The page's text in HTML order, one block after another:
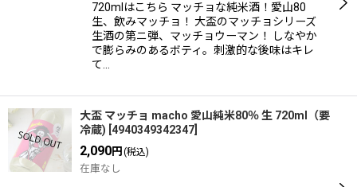
720mlはこちら マッチョな純米酒！愛山80
生、飲みマッチョ！ 大盃のマッチョシリーズ
生酒の第ニ弾、マッチョウーマン！ しなやか
で膨らみのあるボティ。刺激的な後味はキレ
て…
大盃 マッチョ macho 愛山純米80％ 生 720ml（要
冷蔵) 4940349342347
2,090円 (税込)
在庫なし